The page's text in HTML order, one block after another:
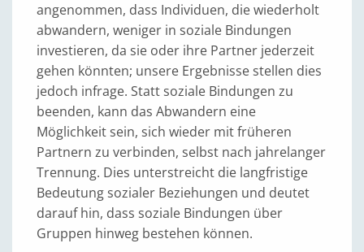
angenommen, dass Individuen, die wiederholt
abwandern, weniger in soziale Bindungen
investieren, da sie oder ihre Partner jederzeit
gehen könnten; unsere Ergebnisse stellen dies
jedoch infrage. Statt soziale Bindungen zu
beenden, kann das Abwandern eine
Möglichkeit sein, sich wieder mit früheren
Partnern zu verbinden, selbst nach jahrelanger
Trennung. Dies unterstreicht die langfristige
Bedeutung sozialer Beziehungen und deutet
darauf hin, dass soziale Bindungen über
Gruppen hinweg bestehen können.